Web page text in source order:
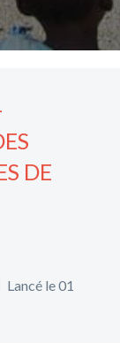
DE
Lancé le 01